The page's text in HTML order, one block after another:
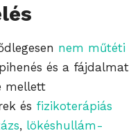
nem műtéti
és a fájdalmat
mellett
és fizikoterápiás
, lökéshullám-